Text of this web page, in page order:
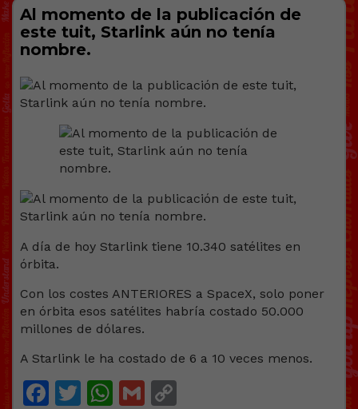
Al momento de la publicación de
este tuit, Starlink aún no tenía
nombre.
A día de hoy Starlink tiene 10.340 satélites en
órbita.
Con los costes ANTERIORES a SpaceX, solo poner
en órbita esos satélites habría costado 50.000
millones de dólares.
A Starlink le ha costado de 6 a 10 veces menos.
Facebook
Twitter
WhatsApp
Gmail